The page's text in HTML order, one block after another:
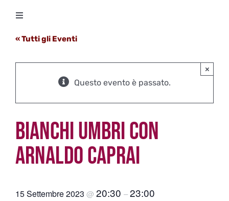
contenuto
Toggle
Degustazioni
Storico Eventi
« Tutti gli Eventi
Questo evento è passato.
×
BIANCHI UMBRI CON
ARNALDO CAPRAI
15 Settembre 2023 @ 20:30 –23:00